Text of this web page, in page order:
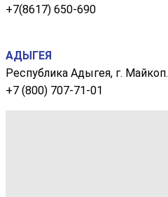
+7(8617) 650-690
АДЫГЕЯ
Республика Адыгея, г. Майкоп.
+7 (800) 707-71-01